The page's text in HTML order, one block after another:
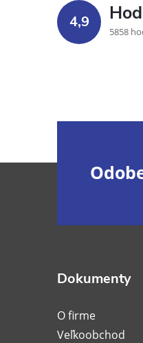
4,9
5858
Dokumenty
O firme
Veľkoobchod